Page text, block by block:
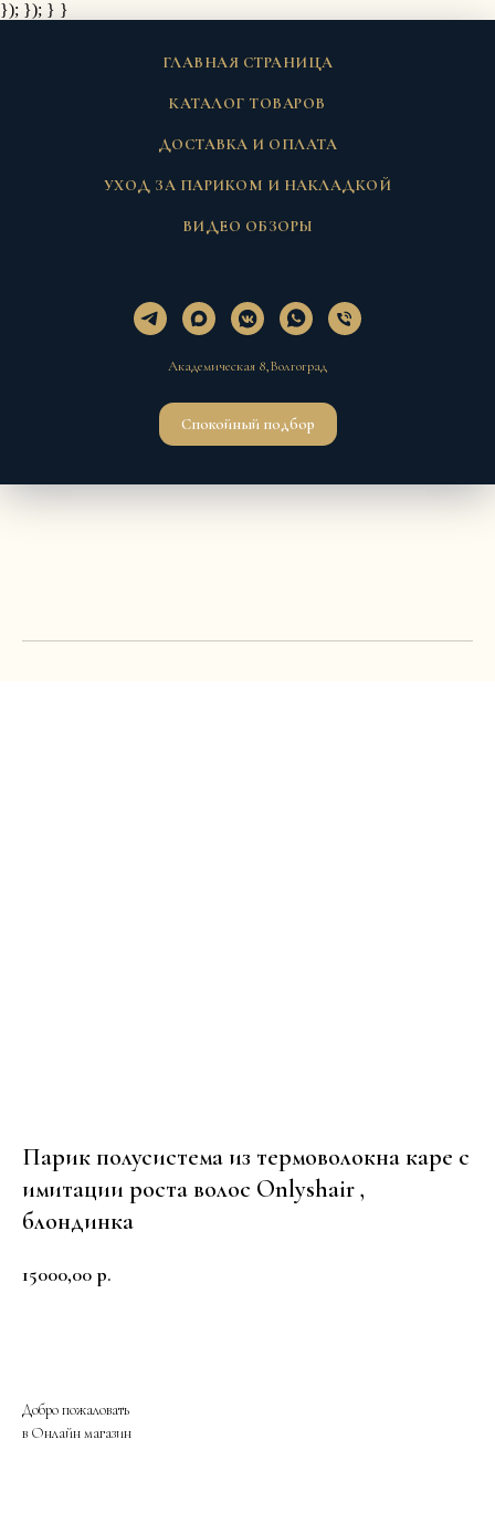
}); }); } }
ГЛАВНАЯ СТРАНИЦА
КАТАЛОГ ТОВАРОВ
ДОСТАВКА И ОПЛАТА
УХОД ЗА ПАРИКОМ И НАКЛАДКОЙ
ВИДЕО ОБЗОРЫ
Академическая 8,Волгоград
Спокойный подбор
Парик полусистема из термоволокна каре с
имитации роста волос Onlyshair ,
блондинка
15000,00 р.
Добро пожаловать
в Онлайн магазин